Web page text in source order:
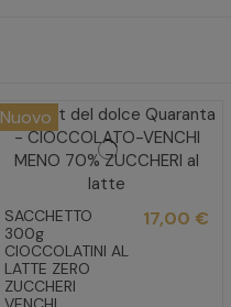
Nuovo
SACCHETTO
300g
CIOCCOLATINI AL
LATTE ZERO
ZUCCHERI
17,00 €